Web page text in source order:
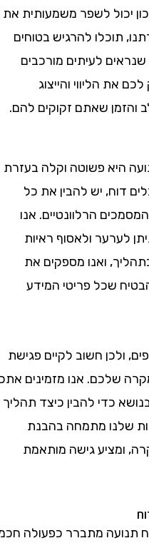
לשפר משמעותית את
להרגיש בטוחים
לעיתים מורכבים
הליווי והייצוג
שאתם זקוקים להם.
פשוטה וקלה בעזרת
יש להבין את כל
הרלוונטיים. אנו
ולאסוף ראיות
ואנו מספקים את
פריטי המידע
חשוב לקיים פגישת
שלכם. אנו מזמינים אתכם
כדי להבין כיצד תהליך
מתמחה בהבנת
גישה מותאמת
מתברר כפעולה חכמה